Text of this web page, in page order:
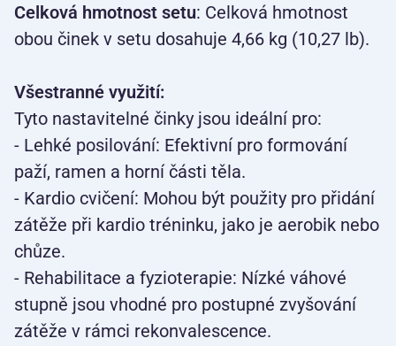
Celková hmotnost setu: Celková hmotnost
obou činek v setu dosahuje 4,66 kg (10,27 lb).
Všestranné využití:
Tyto nastavitelné činky jsou ideální pro:
- Lehké posilování: Efektivní pro formování
paží, ramen a horní části těla.
- Kardio cvičení: Mohou být použity pro přidání
zátěže při kardio tréninku, jako je aerobik nebo
chůze.
- Rehabilitace a fyzioterapie: Nízké váhové
stupně jsou vhodné pro postupné zvyšování
zátěže v rámci rekonvalescence.